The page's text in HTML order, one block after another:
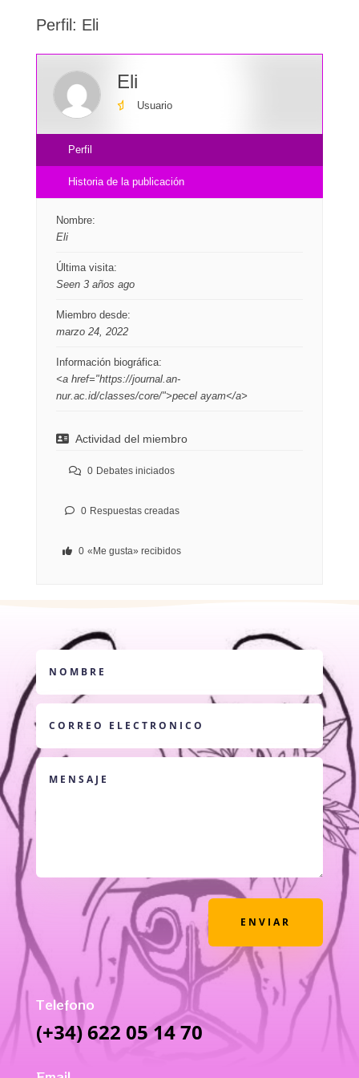
Perfil: Eli
Eli
Usuario
Perfil
Historia de la publicación
Nombre:
Eli
Última visita:
Seen 3 años ago
Miembro desde:
marzo 24, 2022
Información biográfica:
<a href="https://journal.an-
nur.ac.id/classes/core/">pecel ayam</a>
Actividad del miembro
0 Debates iniciados
0 Respuestas creadas
0 «Me gusta» recibidos
ENVIAR
Telefono
(+34) 622 05 14 70